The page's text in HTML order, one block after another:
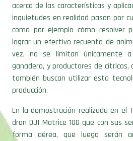
acerca de las características y
inquietudes en realidad pasan por
como por ejemplo cómo resolver
lograr un efectivo recuento de
vez, no se limitan únicamente
ganadera, y productores de cítricos,
también buscan utilizar esta
producción.
En la demostración realizada en el
dron DJI Matrice 100 que con sus
forma aérea, que luego serán